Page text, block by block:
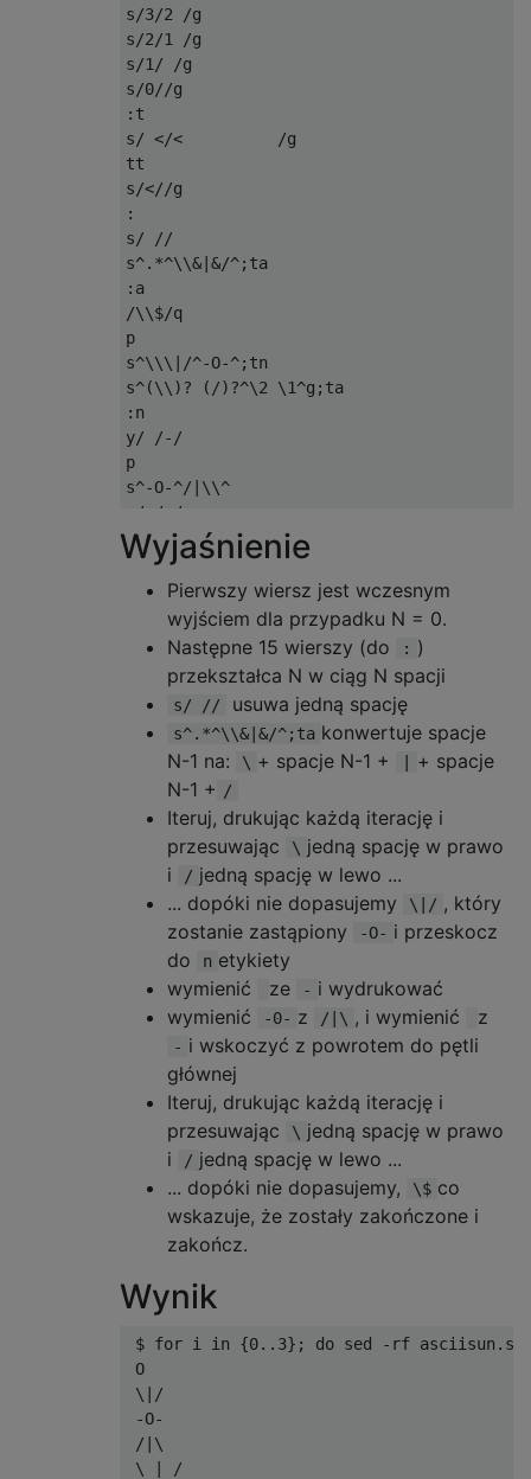
s/3/2 /g
s/2/1 /g
s/1/ /g
s/0//g
:t
s/ </<          /g
tt
s/<//g
:
s/ //
s^.*^\\&|&/^;ta
:a
/\\$/q
p
s^\\\|/^-O-^;tn
s^(\\)? (/)?^\2 \1^g;ta
:n
y/ /-/
p
s^-O-^/|\\^
y/-/ /
Wyjaśnienie
Pierwszy wiersz jest wczesnym
wyjściem dla przypadku N = 0.
Następne 15 wierszy (do
: )
przekształca N w ciąg N spacji
s/ // usuwa jedną spację
s^.*^\\&|&/^;ta konwertuje spacje
N-1 na:
\ + spacje N-1 +
+ spacje
N-1 + /
Iteruj, drukując każdą iterację i
przesuwając
\ jedną spację w prawo
i
/ jedną spację w lewo ...
... dopóki nie dopasujemy
\|/ , który
zostanie zastąpiony
-O- i przeskocz
do
n etykiety
wymienić
ze - i wydrukować
wymienić
-0- z /|\ , i wymienić z
- i wskoczyć z powrotem do pętli
głównej
Iteruj, drukując każdą iterację i
przesuwając
\ jedną spację w prawo
i
/ jedną spację w lewo ...
... dopóki nie dopasujemy,
\$ co
wskazuje, że zostały zakończone i
zakończ.
Wynik
$ for i in {0..3}; do sed -rf asciisun.sed
O
\|/
-O-
/|\
\ | /